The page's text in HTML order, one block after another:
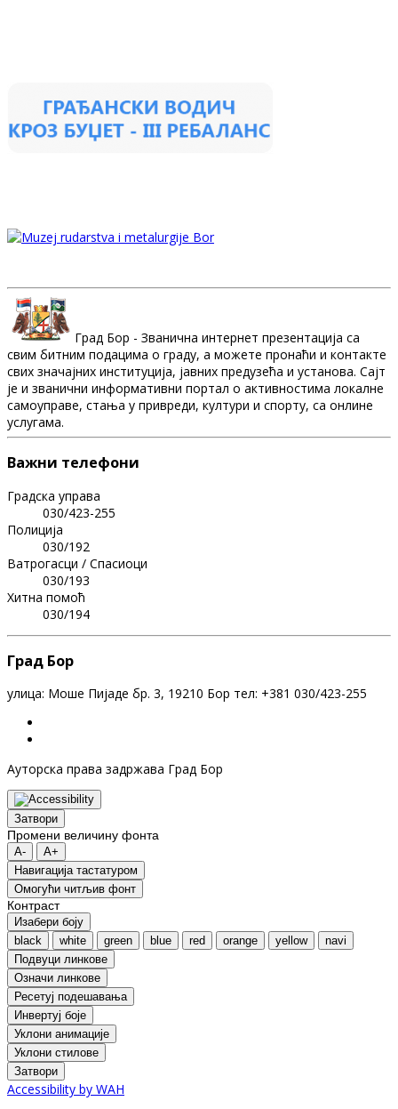
Град Бор - Званична интернет презентација са
свим битним подацима о граду, а можете пронаћи и контакте
свих значајних институција, јавних предузећа и установа. Сајт
је и званични информативни портал о активностима локалне
самоуправе, стања у привреди, култури и спорту, са онлине
услугама.
Важни телефони
Градска управа
030/423-255
Полиција
030/192
Ватрогасци / Спасиоци
030/193
Хитна помоћ
030/194
Град Бор
улица: Моше Пијаде бр. 3, 19210 Бор тел: +381 030/423-255
Ауторска права задржава Град Бор
Затвори
Промени величину фонта
A-
A+
Навигација тастатуром
Oмогући читљив фонт
Контраст
Изабери боју
black
white green blue red orange yellow
navi
Подвуци линкове
Означи линкове
Ресетуј подешавања
Инвертуј боје
Уклони анимације
Уклони стилове
Затвори
Accessibility by WAH